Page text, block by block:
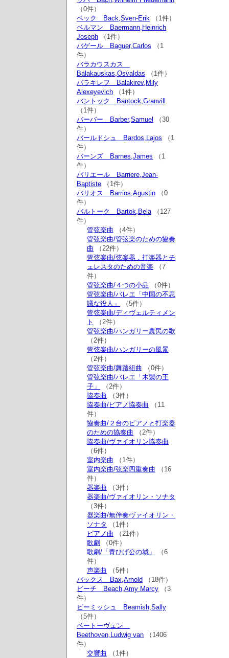
（0件）
ベック Back,Sven-Erik （1件）
ベルマン Baermann,Heinrich
Joseph （1件）
バゲール Baguer,Carlos （1
件）
バラカウスカス
Balakauskas,Osvaldas （1件）
バラキレフ Balakirev,Mily
Alexeyevich （1件）
バントック Bantock,Granvill
（1件）
バーバー Barber,Samuel
（30
件）
バールドシュ Bardos,Lajos （1
件）
バーンズ Barnes,James （1
件）
バリエール Barriere,Jean-
Baptiste （1件）
バリオス Barrios,Agustin （0
件）
バルトーク Bartok,Bela（127
件）
管弦楽曲 （4件）
管弦楽曲/管弦楽のための協奏
曲 （22件）
管弦楽曲/弦楽器，打楽器とチ
ェレスタのための音楽 （7
件）
管弦楽曲/４つの小品 （0件）
管弦楽曲/バレエ「中国の不思
議な役人」
（5件）
管弦楽曲/ディヴェルティメン
ト
（2件）
管弦楽曲/ハンガリー農民の歌
（2件）
管弦楽曲/ハンガリーの風景
（2件）
管弦楽曲/舞踏組曲 （0件）
管弦楽曲/バレエ「木製の王
子」
（2件）
協奏曲 （3件）
協奏曲/ピアノ協奏曲 （11
件）
協奏曲/２台のピアノと打楽器
のための協奏曲 （2件）
協奏曲/ヴァイオリン協奏曲
（6件）
室内楽曲 （1件）
室内楽曲/弦楽四重奏曲 （16
件）
器楽曲 （3件）
器楽曲/ヴァイオリン・ソナタ
（3件）
器楽曲/無伴奏ヴァイオリン・
ソナタ
（1件）
ピアノ曲 （21件）
歌劇
（0件）
歌劇/「青ひげ公の城」
（6
件）
声楽曲 （5件）
バックス Bax,Arnold （18件）
ビーチ Beach,Amy Marcy （3
件）
ビーミッシュ Beamish,Sally
（5件）
ベートーヴェン
Beethoven,Ludwig van （1406
件）
交響曲 （1件）